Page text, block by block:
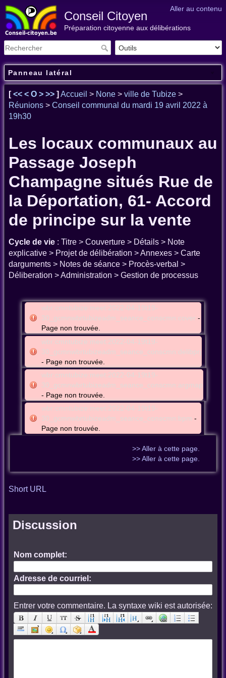
Aller au contenu
Conseil Citoyen
Préparation citoyenne aux délibérations
Panneau latéral
[<< < O > >> ] Accueil > None > ville de Tubize >
Réunions > Conseil communal du mardi 19 avril 2022 à
19h30
Les locaux communaux au
Passage Joseph
Champagne situés Rue de
la Déportation, 61- Accord
de principe sur la vente
Cycle de vie : Titre > Couverture > Détails > Note
explicative > Projet de délibération > Annexes > Carte
darguments > Notes de séance > Procès-verbal >
Déliberation > Administration > Gestion de processus
wbr:cmntubize:meet:2022-04-19t19-
30_gcmnwbrtubizeadm_seance_conscmn:cover -
Page non trouvée.
wbr:cmntubize:meet:2022-04-19t19-
30_gcmnwbrtubizeadm_seance_conscmn:delibprj
- Page non trouvée.
wbr:cmntubize:meet:2022-04-19t19-
30_gcmnwbrtubizeadm_seance_conscmn:argmap
- Page non trouvée.
wbr:cmntubize:meet:2022-04-19t19-
30_gcmnwbrtubizeadm_seance_conscmn:bpm -
Page non trouvée.
>> Aller à cette page.
>> Aller à cette page.
Short URL
Discussion
Nom complet:
Adresse de courriel:
Entrer votre commentaire. La syntaxe wiki est autorisée: